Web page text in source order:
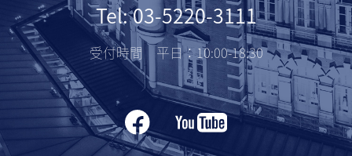
Tel: 03-5220-3111
受付時間 平日：10:00-18:30